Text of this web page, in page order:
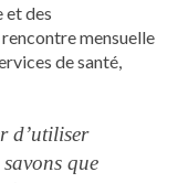
et des
mensuelle
de santé,
d’utiliser
que